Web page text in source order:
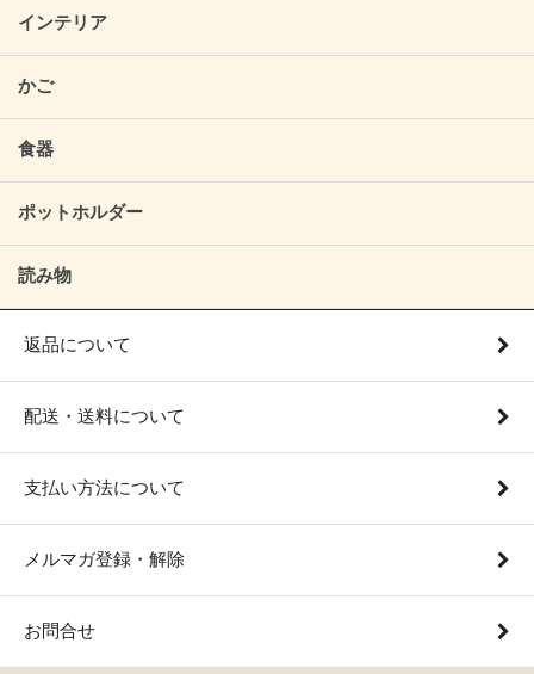
インテリア
かご
食器
ポットホルダー
読み物
返品について
配送・送料について
支払い方法について
メルマガ登録・解除
お問合せ